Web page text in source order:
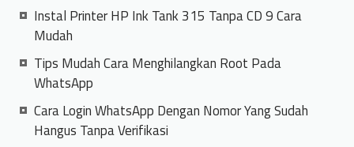
Instal Printer HP Ink Tank 315 Tanpa CD 9 Cara
Mudah
Tips Mudah Cara Menghilangkan Root Pada
WhatsApp
Cara Login WhatsApp Dengan Nomor Yang Sudah
Hangus Tanpa Verifikasi